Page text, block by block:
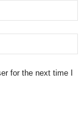
for the next time I